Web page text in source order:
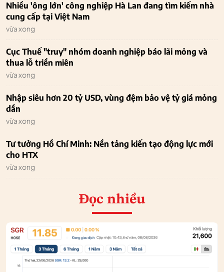
Nhiều 'ông lớn' công nghiệp Hà Lan đang tìm kiếm nhà
cung cấp tại Việt Nam
vừa xong
Cục Thuế "truy" nhóm doanh nghiệp báo lãi mỏng và
thua lỗ triền miên
vừa xong
Nhập siêu hơn 20 tỷ USD, vùng đệm bảo vệ tỷ giá mỏng
dần
vừa xong
Tư tưởng Hồ Chí Minh: Nền tảng kiến tạo động lực mới
cho HTX
vừa xong
Đọc nhiều